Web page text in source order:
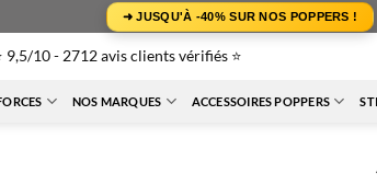
➜ JUSQU'À -40% SUR NOS POPPERS !
9,5/10 - 2712 avis clients vérifiés ⭐
NOS MARQUES ACCESSOIRES POPPERS